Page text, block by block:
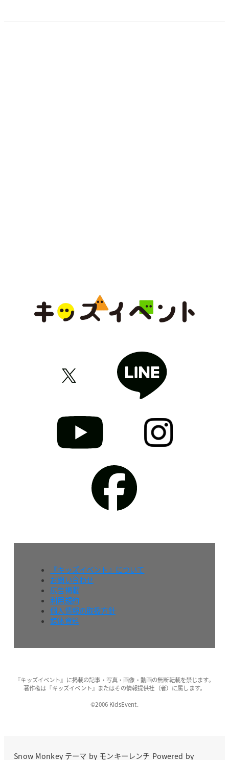
『キッズイベント』について
お問い合わせ
広告掲載
利用規約
個人情報の取扱方針
媒体資料
『キッズイベント』に掲載の記事・写真・画像・動画の無断転載を禁じます。
著作権は『キッズイベント』またはその情報提供社（者）に属します。
©2006 KidsEvent.
Snow Monkeyテーマ by モンキーレンチ Powered by